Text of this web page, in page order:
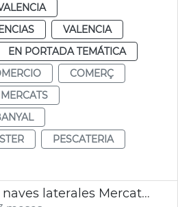
VALENCIA
EN PORTADA TEMÁTICA
COMERÇ
MERCATS
PESCATERIA
Licitación obras naves laterales Mercat Cabanyal